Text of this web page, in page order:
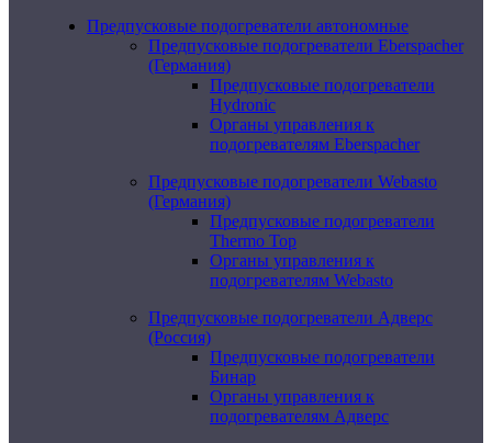
Предпусковые подогреватели автономные
Предпусковые подогреватели Eberspacher
(Германия)
Предпусковые подогреватели
Hydronic
Органы управления к
подогревателям Eberspacher
Предпусковые подогреватели Webasto
(Германия)
Предпусковые подогреватели
Thermo Top
Органы управления к
подогревателям Webasto
Предпусковые подогреватели Адверс
(Россия)
Предпусковые подогреватели
Бинар
Органы управления к
подогревателям Адверс